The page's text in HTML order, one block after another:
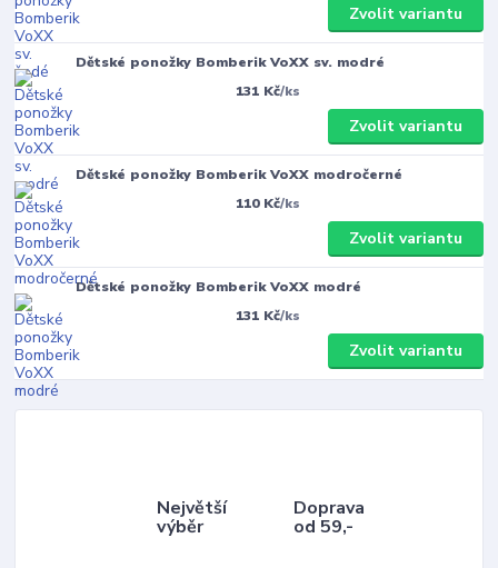
Zvolit variantu
Dětské ponožky Bomberik VoXX sv. modré
131 Kč/ks
Zvolit variantu
Dětské ponožky Bomberik VoXX modročerné
110 Kč/ks
Zvolit variantu
Dětské ponožky Bomberik VoXX modré
131 Kč/ks
Zvolit variantu
Největší
výběr
Doprava
od 59,-